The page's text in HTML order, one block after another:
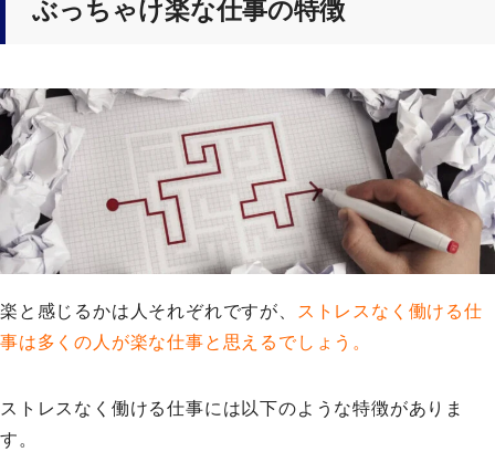
ぶっちゃけ楽な仕事の特徴
楽と感じるかは人それぞれですが、
ストレスなく働ける仕
事は多くの人が楽な仕事と思えるでしょう。
ストレスなく働ける仕事には以下のような特徴がありま
す。